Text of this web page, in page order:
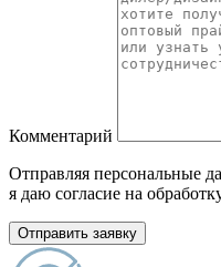
Комментарий
Отправляя персональные
я даю согласие на
Отправить заявку